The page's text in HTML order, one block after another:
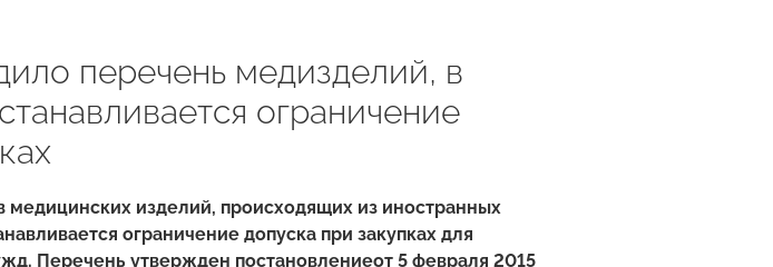
перечень медизделий, в
ограничение
изделий, происходящих из иностранных
ограничение допуска при закупках для
Перечень утвержден постановлениеот 5 февраля 2015